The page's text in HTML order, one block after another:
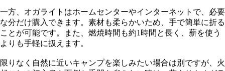
一方、オガライトはホームセンターやインターネットで、必要
な分だけ購入できます。素材も柔らかいため、手で簡単に折る
ことが可能です。また、燃焼時間も約1時間と長く、薪を使う
よりも手軽に扱えます。
限りなく自然に近いキャンプを楽しみたい場合は別ですが、火